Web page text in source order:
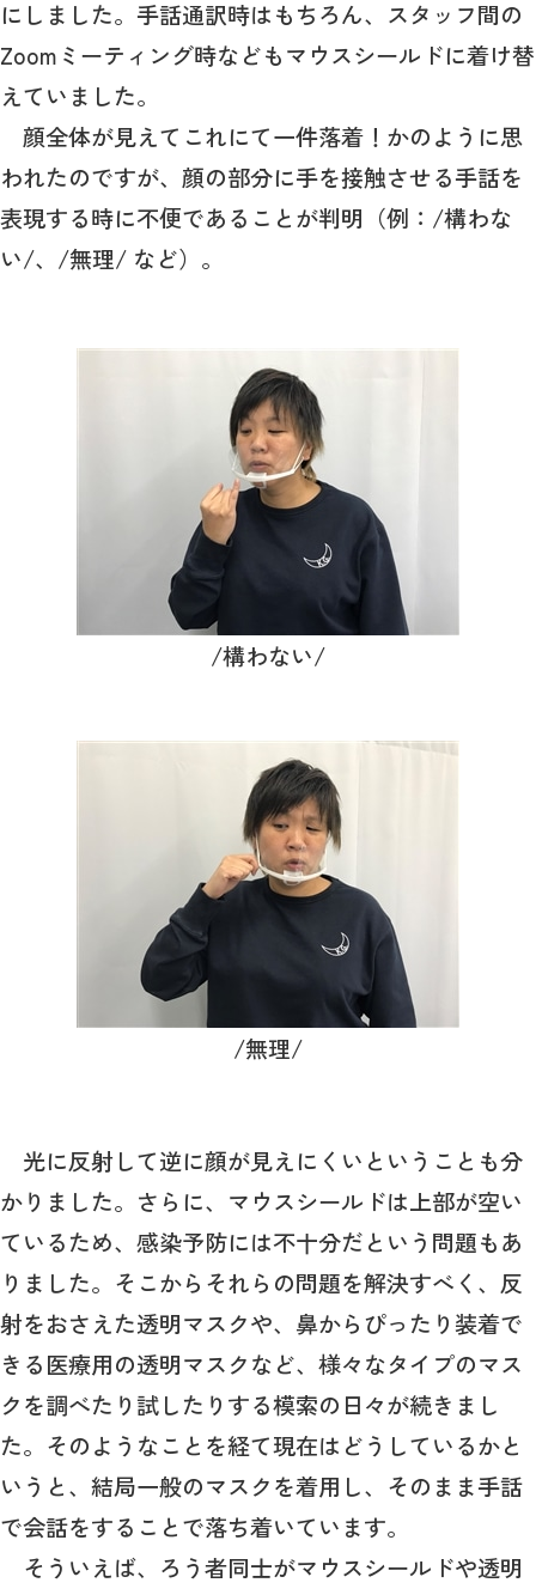
にしました。手話通訳時はもちろん、スタッフ間の
Zoomミーティング時などもマウスシールドに着け替
えていました。
顔全体が見えてこれにて一件落着！かのように思
われたのですが、顔の部分に手を接触させる手話を
表現する時に不便であることが判明（例：/構わな
い/、/無理/ など）。
/構わない/
/無理/
光に反射して逆に顔が見えにくいということも分
かりました。さらに、マウスシールドは上部が空い
ているため、感染予防には不十分だという問題もあ
りました。そこからそれらの問題を解決すべく、反
射をおさえた透明マスクや、鼻からぴったり装着で
きる医療用の透明マスクなど、様々なタイプのマス
クを調べたり試したりする模索の日々が続きまし
た。そのようなことを経て現在はどうしているかと
いうと、結局一般のマスクを着用し、そのまま手話
で会話をすることで落ち着いています。
そういえば、ろう者同士がマウスシールドや透明